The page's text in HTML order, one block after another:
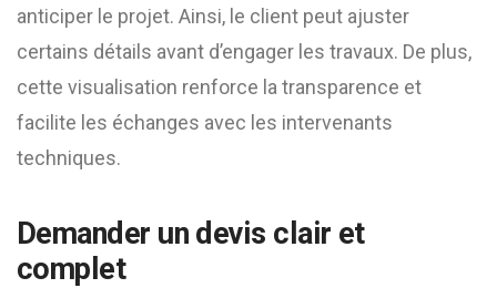
anticiper le projet. Ainsi, le client peut ajuster
certains détails avant d’engager les travaux. De plus,
cette visualisation renforce la transparence et
facilite les échanges avec les intervenants
techniques.
Demander un devis clair et
complet